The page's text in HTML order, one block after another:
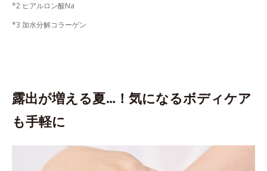
*2 ヒアルロン酸Na
*3 加水分解コラーゲン
露出が増える夏…！気になるボディケア
も手軽に